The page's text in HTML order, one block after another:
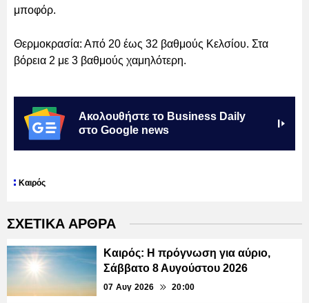
μποφόρ.
Θερμοκρασία: Από 20 έως 32 βαθμούς Κελσίου. Στα
βόρεια 2 με 3 βαθμούς χαμηλότερη.
Ακολουθήστε το Business Daily
στο Google news
Καιρός
ΣΧΕΤΙΚΑ ΑΡΘΡΑ
Καιρός: Η πρόγνωση για αύριο,
Σάββατο 8 Αυγούστου 2026
07 Αυγ 2026 20:00